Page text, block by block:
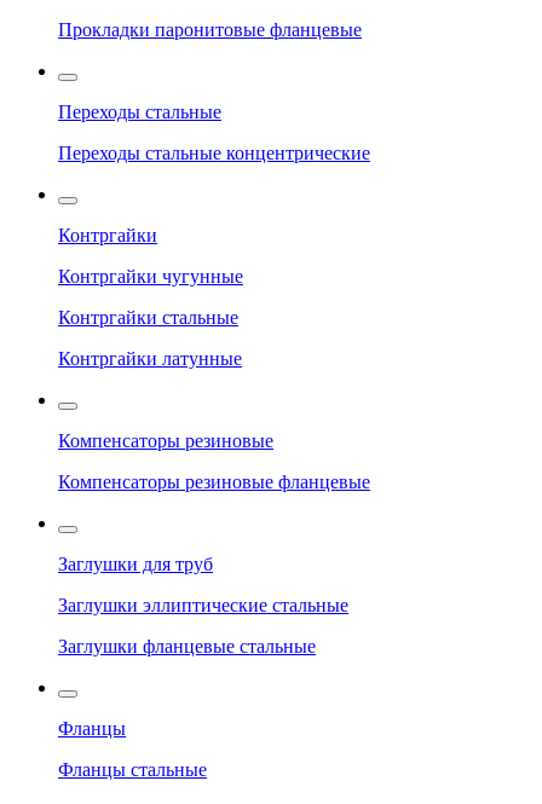
Прокладки паронитовые фланцевые
Переходы стальные
Переходы стальные концентрические
Контргайки
Контргайки чугунные
Контргайки стальные
Контргайки латунные
Компенсаторы резиновые
Компенсаторы резиновые фланцевые
Заглушки для труб
Заглушки эллиптические стальные
Заглушки фланцевые стальные
Фланцы
Фланцы стальные